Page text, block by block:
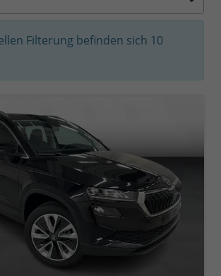
Filterung befinden sich 10